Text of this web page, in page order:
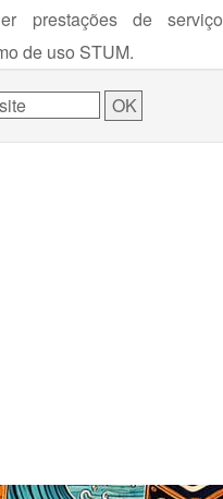
prestações de
de uso STUM.